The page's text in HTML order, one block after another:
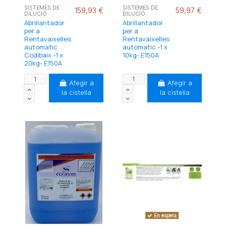
SISTEMES DE
DILUCIÓ
Abrillantador
per a
Rentavaixelles
automatic
Codibaix -1 x
20kg- E150A
159,93 €
Afegir a
la cistella
SISTEMES DE
DILUCIÓ
Abrillantador
per a
Rentavaixelles
automatic -1 x
10kg- E150A
59,97 €
Afegir a
la cistella
En espera